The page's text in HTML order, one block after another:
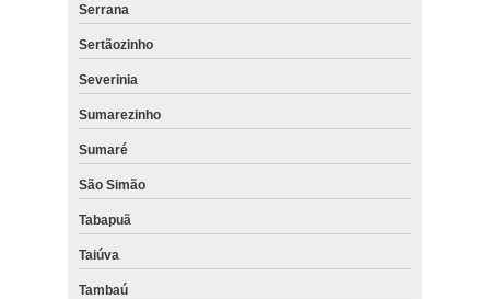
Serrana
Sertãozinho
Severinia
Sumarezinho
Sumaré
São Simão
Tabapuã
Taiúva
Tambaú